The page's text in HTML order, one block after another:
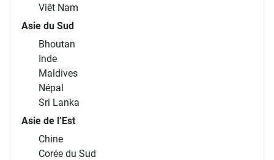
Viêt Nam
Asie du Sud
Bhoutan
Inde
Maldives
Népal
Sri Lanka
Asie de l’Est
Chine
Corée du Sud